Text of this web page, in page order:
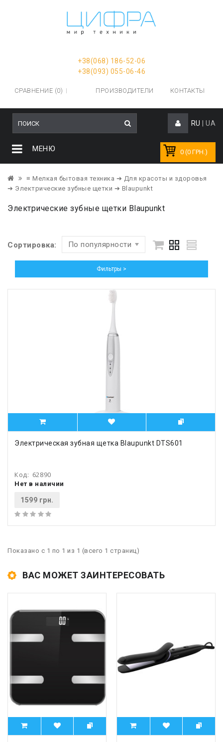
+38(068) 186-52-06
+38(093) 055-06-46
СРАВНЕНИЕ (0) ПРОИЗВОДИТЕЛИ КОНТАКТЫ
RU UA
0 (0 ГРН.)
МЕНЮ
≡ Мелкая бытовая техника ➔ Для красоты и здоровья
➔ Электрические зубные щетки ➔ Blaupunkt
Электрические зубные щетки Blaupunkt
Сортировка: По популярности
Фильтры >
Электрическая зубная щетка Blaupunkt DTS601
Код: 62890
Нет в наличии
1599 грн.
Показано с 1 по 1 из 1 (всего 1 страниц)
ВАС МОЖЕТ ЗАИНТЕРЕСОВАТЬ